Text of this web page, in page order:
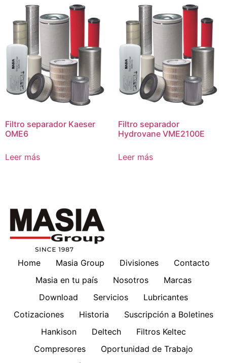
Filtro separador Kaeser
OME6
Leer más
Filtro separador
Hydrovane VME2100E
Leer más
Home Masia Group Divisiones
Contacto
Masia en tu país
Nosotros
Marcas
Download
Servicios
Lubricantes
Cotizaciones
Historia
Suscripción a Boletines
Hankison
Deltech
Filtros Keltec
Compresores
Oportunidad de Trabajo